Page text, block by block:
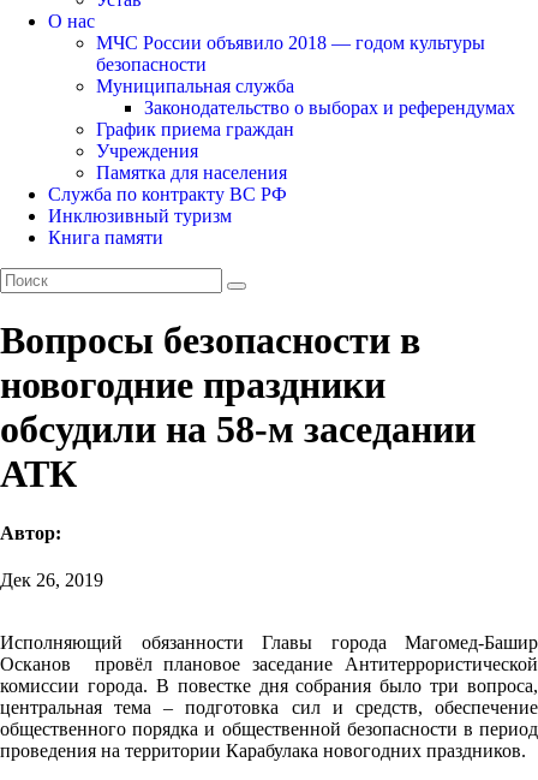
О нас
МЧС России объявило 2018 — годом культуры
безопасности
Муниципальная служба
Законодательство о выборах и референдумах
График приема граждан
Учреждения
Памятка для населения
Служба по контракту ВС РФ
Инклюзивный туризм
Книга памяти
Вопросы безопасности в
новогодние праздники
обсудили на 58-м заседании
АТК
Автор:
Дек 26, 2019
Исполняющий обязанности Главы города Магомед-Башир
Осканов провёл плановое заседание Антитеррористической
комиссии города. В повестке дня собрания было три вопроса,
центральная тема – подготовка сил и средств, обеспечение
общественного порядка и общественной безопасности в период
проведения на территории Карабулака новогодних праздников.